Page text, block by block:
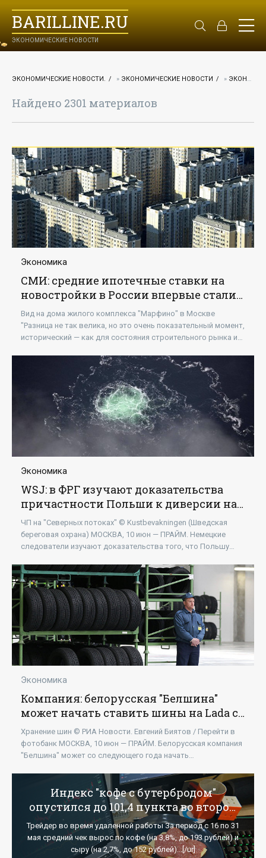
BARILLINE.RU
ЭКОНОМИЧЕСКИЕ НОВОСТИ
ЭКОНОМИЧЕСКИЕ НОВОСТИ. » ЭКОНОМИЧЕСКИЕ НОВОСТИ » ЭКОНОМИКА
Найдено 2301 материалов
Экономика
СМИ: средние ипотечные ставки на
новостройки в России впервые стали
ниже, чем в США. - «Экономика»
Вид на дома жилого комплекса "Марфино" в Москве
"Разница не так велика, но это очень показательный момент,
исторический — как для состояния строительного рынка и
Экономика
WSJ: в ФРГ изучают доказательства
причастности Польши к диверсии на
"Северных потоках" - «Экономика»
ЧП на "Северных потоках" © Kustbevakningen (Шведская
береговая охрана) МОСКВА, 10 июн — ПРАЙМ. Немецкие
следователи изучают доказательства того, что Польшу
Экономика
Компания: белорусская "Белшина"
может начать ставить шины на Lada с
2024 года - «Экономика»
Хранение шин © РИА Новости. Евгений Биятов / Перейти в
фотобанк МОСКВА, 10 июн — ПРАЙМ. Белорусская компания
"Белшина" может со следующего года начать
Индекс "кофе с бутербродом"
опустился до 101,4 пункта во второй
половине мая - «Экономика»
Трейдер во время удаленной работы За период с 16 по 31
мая средний чек вырос по кофе (на 3,8%, до 193 рублей) и
сыру (на 2,7%, до 152 рублей)...[/ur]